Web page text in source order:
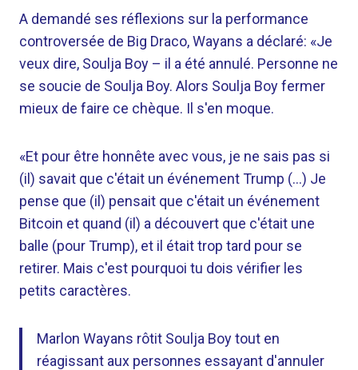
A demandé ses réflexions sur la performance
controversée de Big Draco, Wayans a déclaré: «Je
veux dire, Soulja Boy – il a été annulé. Personne ne
se soucie de Soulja Boy. Alors Soulja Boy fermer
mieux de faire ce chèque. Il s'en moque.
«Et pour être honnête avec vous, je ne sais pas si
(il) savait que c'était un événement Trump (…) Je
pense que (il) pensait que c'était un événement
Bitcoin et quand (il) a découvert que c'était une
balle (pour Trump), et il était trop tard pour se
retirer. Mais c'est pourquoi tu dois vérifier les
petits caractères.
Marlon Wayans rôtit Soulja Boy tout en
réagissant aux personnes essayant d'annuler